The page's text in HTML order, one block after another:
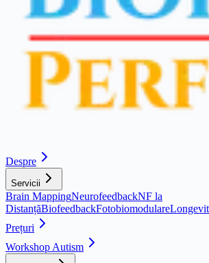
Despre
Servicii
Brain MappingNeurofeedbackNF la
DistanțăBiofeedbackFotobiomodulare
Prețuri
Workshop Autism